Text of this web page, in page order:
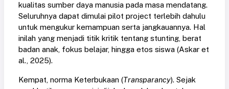
kualitas sumber daya manusia pada masa mendatang.
Seluruhnya dapat dimulai pilot project terlebih dahulu
untuk mengukur kemampuan serta jangkauannya. Hal
inilah yang menjadi titik kritik tentang stunting, berat
badan anak, fokus belajar, hingga etos siswa (Askar et
al., 2025).
Kempat, norma Keterbukaan (Transparancy). Sejak